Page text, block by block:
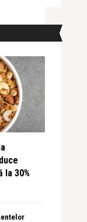
la 30%